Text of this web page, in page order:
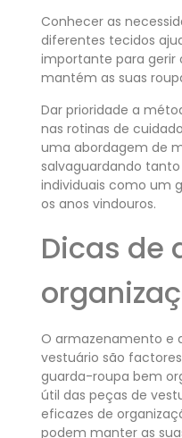
Conhecer as
diferentes tecidos
importante para gerir
mantém as suas
Dar prioridade a
nas rotinas de
uma abordagem de
salvaguardando
individuais como um
os anos vindouros.
Dicas de
O armazenamento e
vestuário são
guarda-roupa bem
útil das peças de
eficazes de
podem manter as